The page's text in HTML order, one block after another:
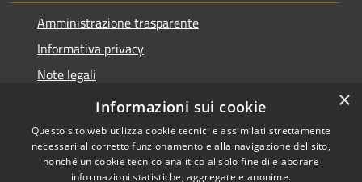
Amministrazione trasparente
Informativa privacy
Note legali
Dichiarazione di accessibilità
×
Informazioni sui cookie
Questo sito web utilizza cookie tecnici e assimilati strettamente
necessari al corretto funzionamento e alla navigazione del sito,
nonché un cookie tecnico analitico al solo fine di elaborare
informazioni statistiche, aggregate e anonime.